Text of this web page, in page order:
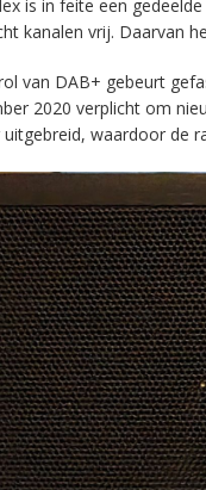
is in feite een
kanalen vrij. Daarvan
van DAB+ gebeurt
2020 verplicht om
uitgebreid, waardoor de